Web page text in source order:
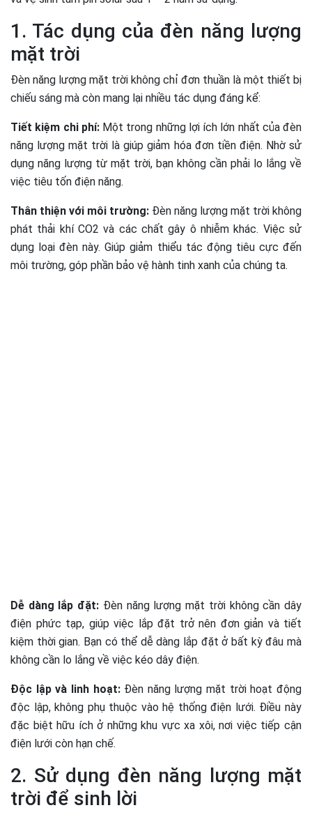
1. Tác dụng của đèn năng lượng
mặt trời
Đèn năng lượng mặt trời không chỉ đơn thuần là một thiết bị
chiếu sáng mà còn mang lại nhiều tác dụng đáng kể:
Tiết kiệm chi phí:Một trong những lợi ích lớn nhất của đèn
năng lượng mặt trời là giúp giảm hóa đơn tiền điện. Nhờ sử
dụng năng lượng từ mặt trời, bạn không cần phải lo lắng về
việc tiêu tốn điện năng.
Thân thiện với môi trường: Đèn năng lượng mặt trời không
phát thải khí CO2 và các chất gây ô nhiễm khác. Việc sử
dụng loại đèn này. Giúp giảm thiểu tác động tiêu cực đến
môi trường, góp phần bảo vệ hành tinh xanh của chúng ta.
Dễ dàng lắp đặt: Đèn năng lượng mặt trời không cần dây
điện phức tạp, giúp việc lắp đặt trở nên đơn giản và tiết
kiệm thời gian. Bạn có thể dễ dàng lắp đặt ở bất kỳ đâu mà
không cần lo lắng về việc kéo dây điện.
Độc lập và linh hoạt:Đèn năng lượng mặt trời hoạt động
độc lập, không phụ thuộc vào hệ thống điện lưới. Điều này
đặc biệt hữu ích ở những khu vực xa xôi, nơi việc tiếp cận
điện lưới còn hạn chế.
2. Sử dụng đèn năng lượng mặt
trời để sinh lời